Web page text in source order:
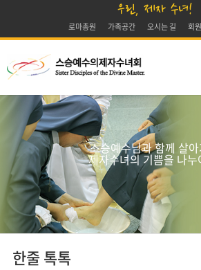
우린, 제자 수녀!
로마총원 가족공간 오시는 길 회
한줄 톡톡
스승예수님과 함께 살
제자수녀의 기쁨을 나누